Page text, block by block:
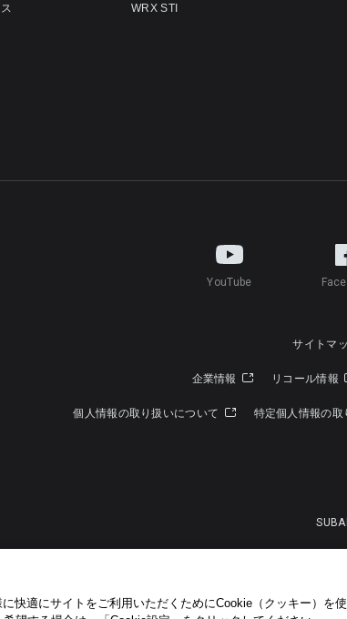
WRX STI
YouTube
サイトマ
企業情報 リコール情報
個人情報の取り扱いについて 特定個人情報の取
快適にサイトをご利用いただくためにCookie（クッキー）を